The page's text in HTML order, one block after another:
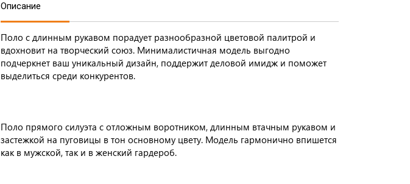
Описание
Поло с длинным рукавом порадует разнообразной цветовой палитрой и
вдохновит на творческий союз. Минималистичная модель выгодно
подчеркнет ваш уникальный дизайн, поддержит деловой имидж и поможет
выделиться среди конкурентов.
Поло прямого силуэта с отложным воротником, длинным втачным рукавом и
застежкой на пуговицы в тон основному цвету. Модель гармонично впишется
как в мужской, так и в женский гардероб.